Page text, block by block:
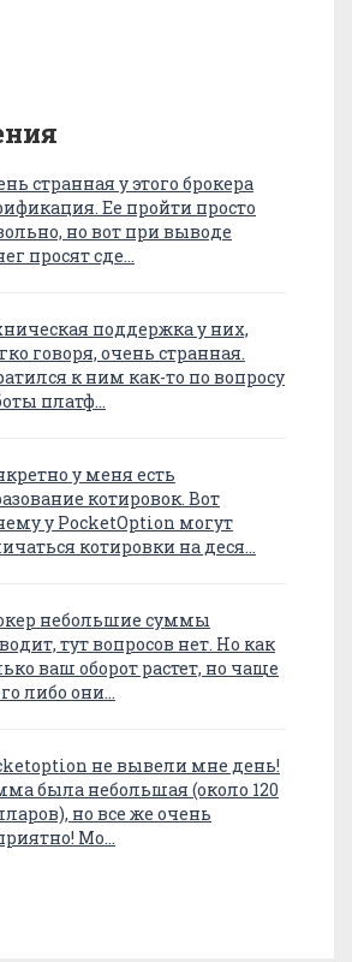
странная у этого брокера
Ее пройти просто
но вот при выводе
просят сде…
поддержка у них,
говоря, очень странная.
к ним как-то по вопросу
платф…
у меня есть
котировок. Вот
у PocketOption могут
котировки на деся…
небольшие суммы
тут вопросов нет. Но как
ваш оборот растет, но чаще
либо они…
не вывели мне день!
была небольшая (около 120
но все же очень
Мо…